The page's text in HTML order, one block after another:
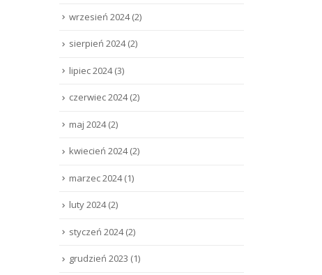
wrzesień 2024(2)
sierpień 2024(2)
lipiec 2024(3)
czerwiec 2024(2)
maj 2024(2)
kwiecień 2024(2)
marzec 2024(1)
luty 2024(2)
styczeń 2024(2)
grudzień 2023 (1)